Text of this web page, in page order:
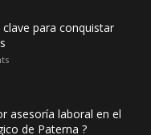
para conquistar
asesoría laboral en el
de Paterna ?